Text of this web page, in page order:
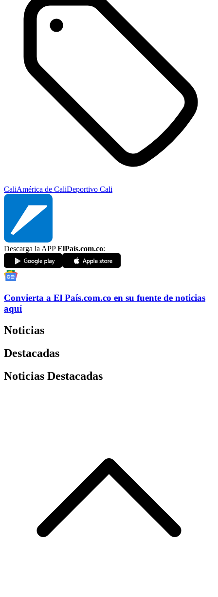
CaliAmérica de CaliDeportivo Cali
Descarga la APPElPaís.com.co:
Convierta a El País.com.co en su fuente de noticias
aquí
Noticias
Destacadas
Noticias Destacadas